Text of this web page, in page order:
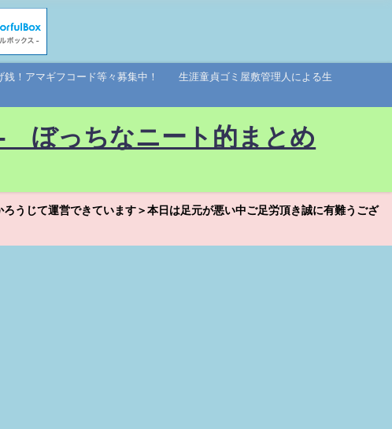
！アマギフコード等々募集中！ 生涯童貞ゴミ屋敷管理人による生
ぼっちなニート的まとめ
うじて運営できています＞本日は足元が悪い中ご足労頂き誠に有難うござ